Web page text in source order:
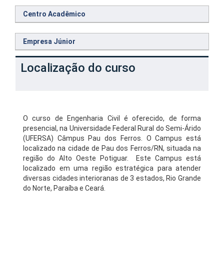
Centro Acadêmico
Empresa Júnior
Localização do curso
O curso de Engenharia Civil é oferecido, de forma
presencial, na Universidade Federal Rural do Semi-Árido
(UFERSA) Câmpus Pau dos Ferros. O Campus está
localizado na cidade de Pau dos Ferros/RN, situada na
região do Alto Oeste Potiguar. Este Campus está
localizado em uma região estratégica para atender
diversas cidades interioranas de 3 estados, Rio Grande
do Norte, Paraíba e Ceará.